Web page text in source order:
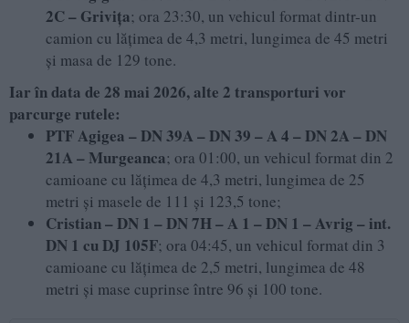
2C – Grivița; ora 23:30, un vehicul format dintr-un
camion cu lățimea de 4,3 metri, lungimea de 45 metri
și masa de 129 tone.
Iar în data de 28 mai 2026, alte 2 transporturi vor
parcurge rutele:
PTF Agigea – DN 39A – DN 39 – A 4 – DN 2A – DN
21A – Murgeanca; ora 01:00, un vehicul format din 2
camioane cu lățimea de 4,3 metri, lungimea de 25
metri și masele de 111 și 123,5 tone;
Cristian – DN 1 – DN 7H – A 1 – DN 1 – Avrig – int.
DN 1 cu DJ 105F; ora 04:45, un vehicul format din 3
camioane cu lățimea de 2,5 metri, lungimea de 48
metri și mase cuprinse între 96 și 100 tone.